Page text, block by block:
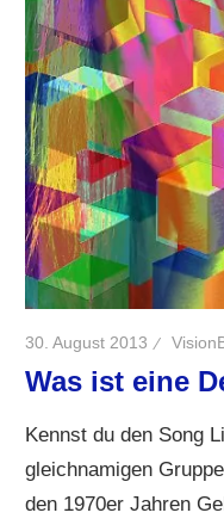
30. August 2013
Was ist eine
Kennst du den Song
gleichnamigen
den 1970er Jahren